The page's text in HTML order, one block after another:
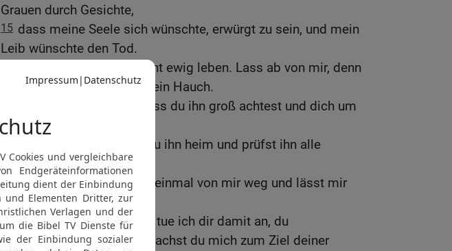
Grauen durch Gesichte,
15 dass meine Seele sich wünschte, erwürgt zu sein, und mein
Leib wünschte den Tod.
Ich vergehe! Ich will nicht ewig leben. Lass ab von mir, denn
meine Tage sind nur noch ein Hauch.
Was ist der Mensch, dass du ihn groß achtest und dich um
ihn bekümmerst?
Jeden Morgen suchst du ihn heim und prüfst ihn alle
Stunden.
19 Warum blickst du nicht einmal von mir weg und lässt mir
keinen Atemzug Ruhe?
20 Hab ich gesündigt, was tue ich dir damit an, du
Menschenhüter? Warum machst du mich zum Ziel deiner